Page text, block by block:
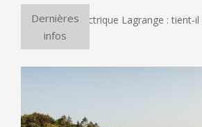
Dernières
infos
à pizza électrique Lagrange : tient-il ses